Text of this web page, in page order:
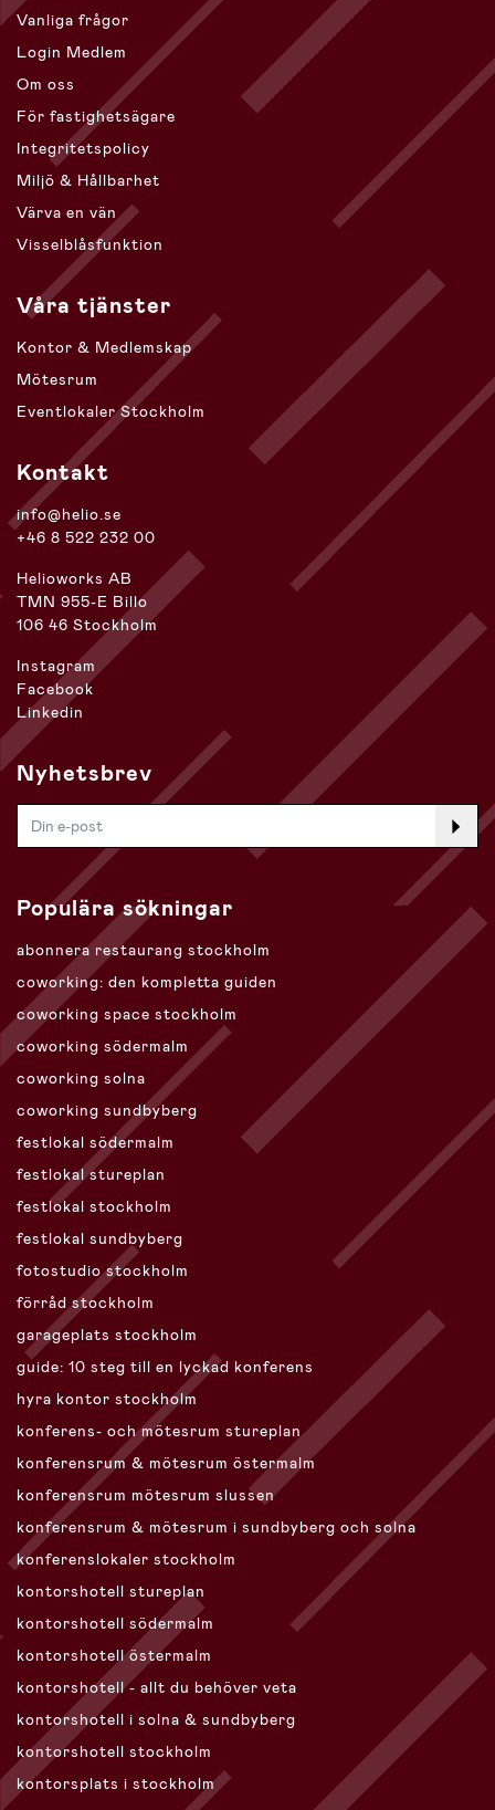
Vanliga frågor
Login Medlem
Om oss
För fastighetsägare
Integritetspolicy
Miljö & Hållbarhet
Värva en vän
Visselblåsfunktion
Våra tjänster
Kontor & Medlemskap
Mötesrum
Eventlokaler Stockholm
Kontakt
info@helio.se
+46 8 522 232 00
Helioworks AB
TMN 955-E Billo
106 46 Stockholm
Instagram
Facebook
Linkedin
Nyhetsbrev
Populära sökningar
abonnera restaurang stockholm
coworking: den kompletta guiden
coworking space stockholm
coworking södermalm
coworking solna
coworking sundbyberg
festlokal södermalm
festlokal stureplan
festlokal stockholm
festlokal sundbyberg
fotostudio stockholm
förråd stockholm
garageplats stockholm
guide: 10 steg till en lyckad konferens
hyra kontor stockholm
konferens- och mötesrum stureplan
konferensrum & mötesrum östermalm
konferensrum mötesrum slussen
konferensrum & mötesrum i sundbyberg och solna
konferenslokaler stockholm
kontorshotell stureplan
kontorshotell södermalm
kontorshotell östermalm
kontorshotell - allt du behöver veta
kontorshotell i solna & sundbyberg
kontorshotell stockholm
kontorsplats i stockholm